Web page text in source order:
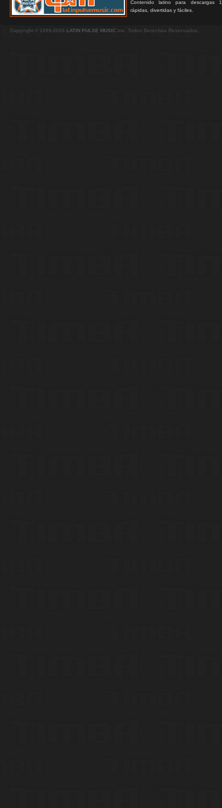
Contenido latino para descargas
rápidas, divertidas y fáciles.
Copyright © 1999-2026 LATIN PULSE MUSIC Inc. Todos Derechos Reservados.